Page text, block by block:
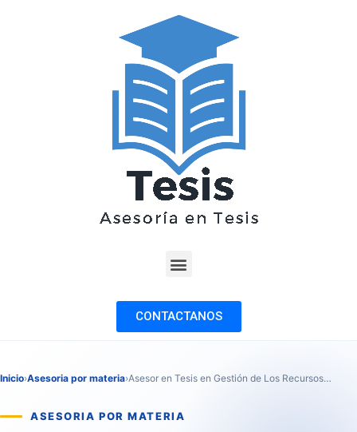
CONTACTANOS
Inicio›Asesoria por materia›Asesor en Tesis en Gestión de Los Recursos…
ASESORIA POR MATERIA